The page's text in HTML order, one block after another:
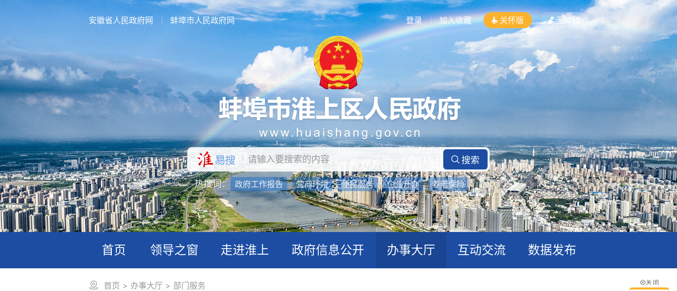
安徽省人民政府网 蚌埠市人民政府网 登录 加入收藏 关怀版 无障碍
热搜词： 政府工作报告 营商环境 便民服务 企业开办 养老保险
首页 领导之窗 走进淮上 政府信息公开 办事大厅 互动交流 数据发布
首页 > 办事大厅 > 部门服务